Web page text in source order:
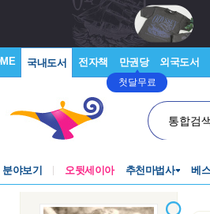
국내도서 전자책 만권당
첫달무료
외국도서
통합검
분야보기 오뒷세이아 추천마법사 베